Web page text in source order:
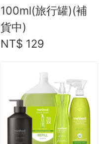
100ml(旅行罐)(補
貨中)
NT$ 129